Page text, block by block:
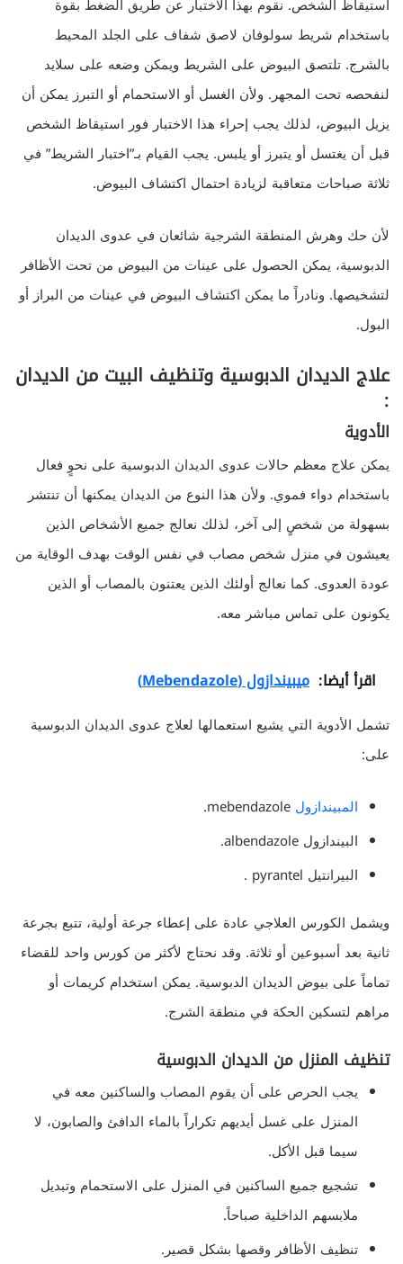
استيقاظ الشخص. نقوم بهذا الاختبار عن طريق الضغط بقوة
باستخدام شريط سولوفان لاصق شفاف على الجلد المحيط
بالشرج. تلتصق البيوض على الشريط ويمكن وضعه على سلايد
لنفحصه تحت المجهر. ولأن الغسل أو الاستحمام أو التبرز يمكن أن
يزيل البيوض، لذلك يجب إحراء هذا الاختبار فور استيقاظ الشخص
قبل أن يغتسل أو يتبرز أو يلبس. يجب القيام بـ”اختبار الشريط” في
ثلاثة صباحات متعاقبة لزيادة احتمال اكتشاف البيوض.
لأن حك وهرش المنطقة الشرجية شائعان في عدوى الديدان
الدبوسية، يمكن الحصول على عينات من البيوض من تحت الأظافر
لتشخيصها. ونادراً ما يمكن اكتشاف البيوض في عينات من البراز أو
البول.
علاج الديدان الدبوسية وتنظيف البيت من الديدان
:
الأدوية
يمكن علاج معظم حالات عدوى الديدان الدبوسية على نحوٍ فعال
باستخدام دواء فموي. ولأن هذا النوع من الديدان يمكنها أن تنتشر
بسهولة من شخصٍ إلى آخر، لذلك نعالج جميع الأشخاص الذين
يعيشون في منزل شخص مصاب في نفس الوقت بهدف الوقاية من
عودة العدوى. كما نعالج أولئك الذين يعتنون بالمصاب أو الذين
يكونون على تماس مباشر معه.
اقرأ أيضا: ميبيندازول (Mebendazole)
تشمل الأدوية التي يشيع استعمالها لعلاج عدوى الديدان الدبوسية
على:
المبيندازول
البيندازول albendazole.
البيرانتيل pyrantel .
ويشمل الكورس العلاجي عادة على إعطاء جرعة أولية، تتبع بجرعة
ثانية بعد أسبوعين أو ثلاثة. وقد نحتاج لأكثر من كورس واحد للقضاء
تماماً على بيوض الديدان الدبوسية. يمكن استخدام كريمات أو
مراهم لتسكين الحكة في منطقة الشرج.
تنظيف المنزل من الديدان الدبوسية
يجب الحرص على أن يقوم المصاب والساكنين معه في
المنزل على غسل أيديهم تكراراً بالماء الدافئ والصابون، لا
سيما قبل الأكل.
تشجيع جميع الساكنين في المنزل على الاستحمام وتبديل
ملابسهم الداخلية صباحاً.
تنظيف الأظافر وقصها بشكل قصير.